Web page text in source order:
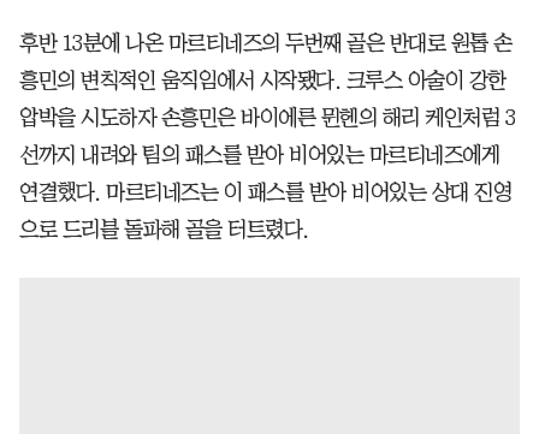
후반 13분에 나온 마르티네즈의 두번째 골은 반대로 원톱 손
흥민의 변칙적인 움직임에서 시작됐다. 크루스 아술이 강한
압박을 시도하자 손흥민은 바이에른 뮌헨의 해리 케인처럼 3
선까지 내려와 팀의 패스를 받아 비어있는 마르티네즈에게
연결했다. 마르티네즈는 이 패스를 받아 비어있는 상대 진영
으로 드리블 돌파해 골을 터트렸다.